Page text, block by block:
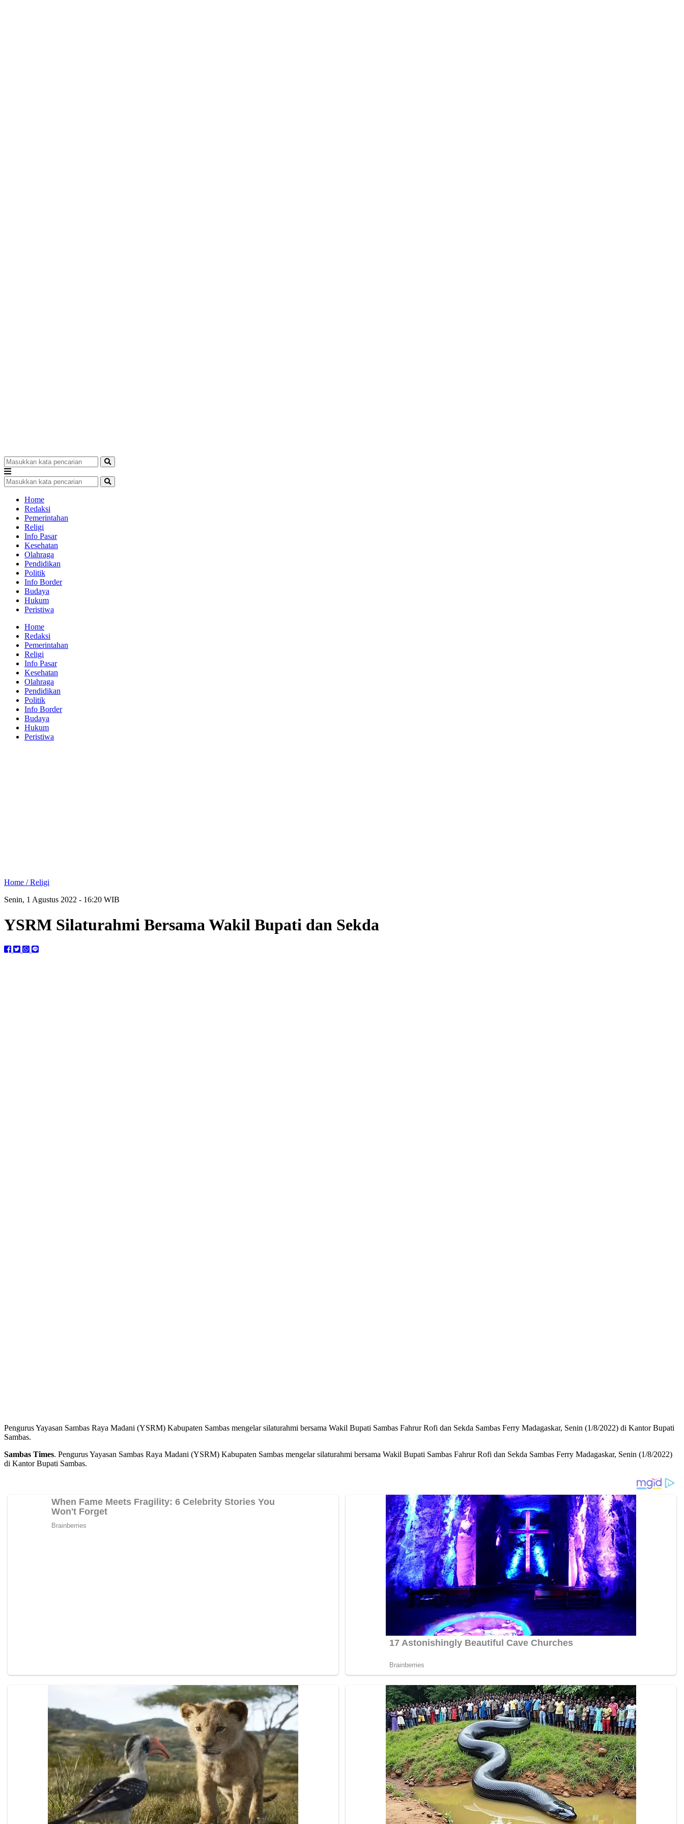
Home
Redaksi
Pemerintahan
Religi
Info Pasar
Kesehatan
Olahraga
Pendidikan
Politik
Info Border
Budaya
Hukum
Peristiwa
Home
Redaksi
Pemerintahan
Religi
Info Pasar
Kesehatan
Olahraga
Pendidikan
Politik
Info Border
Budaya
Hukum
Peristiwa
Home /Religi
Senin, 1 Agustus 2022 - 16:20 WIB
YSRM Silaturahmi Bersama Wakil Bupati dan Sekda
Pengurus Yayasan Sambas Raya Madani (YSRM) Kabupaten Sambas mengelar silaturahmi bersama Wakil Bupati Sambas Fahrur Rofi dan Sekda Sambas Ferry Madagaskar, Senin (1/8/2022) di Kantor Bupati
Sambas.
Sambas Times. Pengurus Yayasan Sambas Raya Madani (YSRM) Kabupaten Sambas mengelar silaturahmi bersama Wakil Bupati Sambas Fahrur Rofi dan Sekda Sambas Ferry Madagaskar, Senin (1/8/2022)
di Kantor Bupati Sambas.